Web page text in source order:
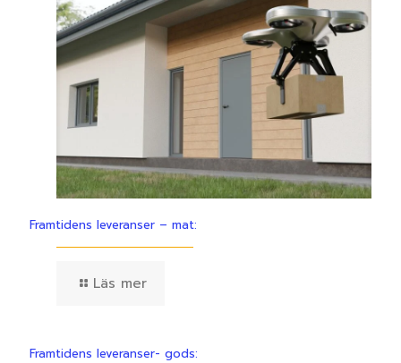
Framtidens leveranser – mat:
Läs mer
Framtidens leveranser- gods: